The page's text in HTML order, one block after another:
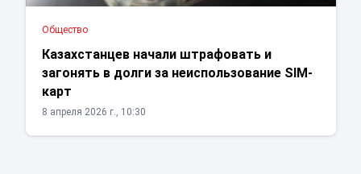
Общество
Казахстанцев начали штрафовать и
загонять в долги за неиспользование SIM-
карт
8 апреля 2026 г., 10:30